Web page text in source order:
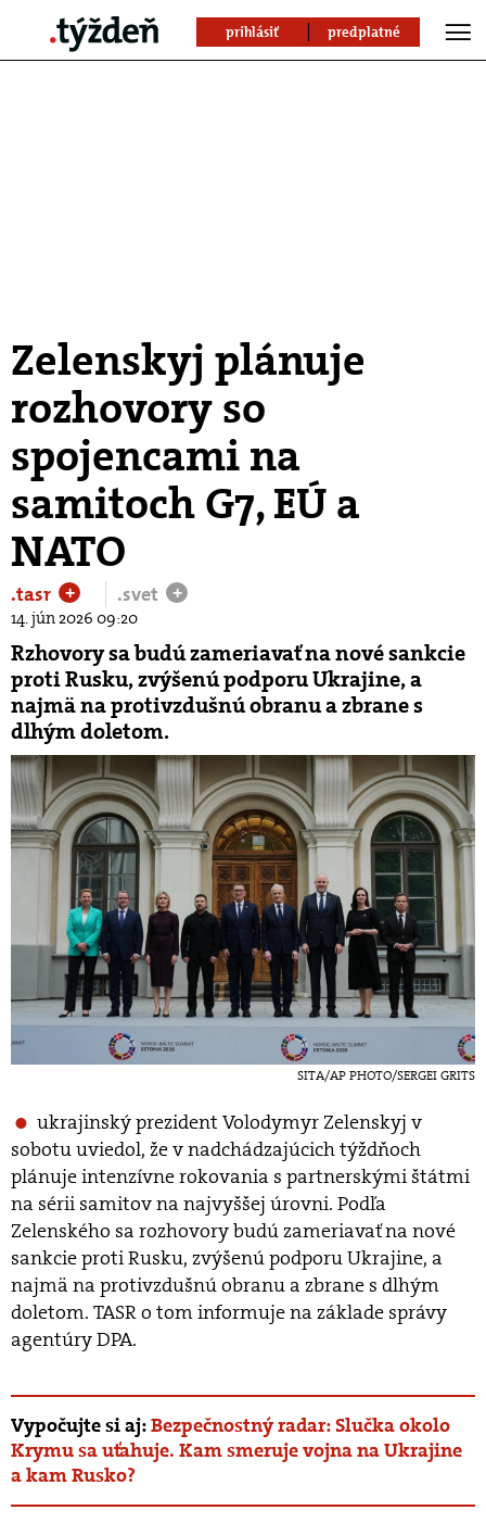
prihlásiť predplatné
Zelenskyj plánuje
rozhovory so
spojencami na
samitoch G7, EÚ a
NATO
.tasr + .svet +
14. jún 2026 09:20
Rzhovory sa budú zameriavať na nové sankcie
proti Rusku, zvýšenú podporu Ukrajine, a
najmä na protivzdušnú obranu a zbrane s
dlhým doletom.
SITA/AP PHOTO/SERGEI GRITS
ukrajinský prezident Volodymyr Zelenskyj v
sobotu uviedol, že v nadchádzajúcich týždňoch
plánuje intenzívne rokovania s partnerskými štátmi
na sérii samitov na najvyššej úrovni. Podľa
Zelenského sa rozhovory budú zameriavať na nové
sankcie proti Rusku, zvýšenú podporu Ukrajine, a
najmä na protivzdušnú obranu a zbrane s dlhým
doletom. TASR o tom informuje na základe správy
agentúry DPA.
Vypočujte si aj:Bezpečnostný radar: Slučka okolo
Krymu sa uťahuje. Kam smeruje vojna na Ukrajine
a kam Rusko?